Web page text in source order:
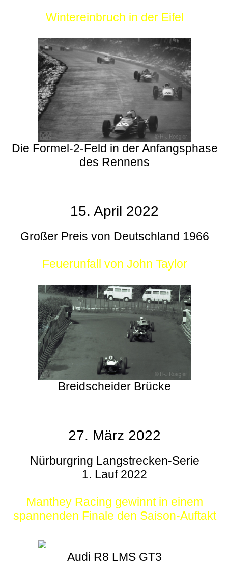
Wintereinbruch in der Eifel
Die Formel-2-Feld in der Anfangsphase
des Rennens
15. April 2022
Großer Preis von Deutschland 1966
Feuerunfall von John Taylor
Breidscheider Brücke
27. März 2022
Nürburgring Langstrecken-Serie
1. Lauf 2022
Manthey Racing gewinnt in einem
spannenden Finale den Saison-Auftakt
Audi R8 LMS GT3